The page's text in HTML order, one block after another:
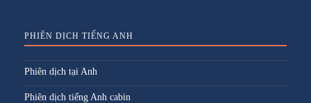
PHIÊN DỊCH TIẾNG ANH
Phiên dịch tại Anh
Phiên dịch tiếng Anh cabin